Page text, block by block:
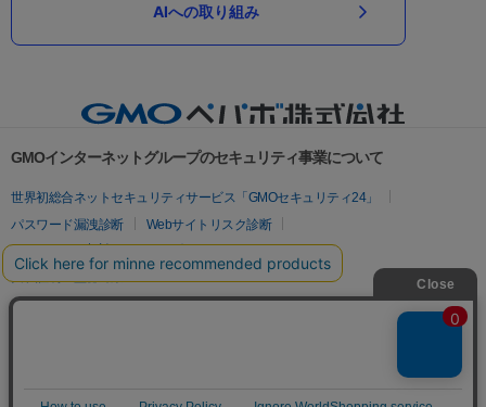
AIへの取り組み
GMOインターネットグループのセキュリティ事業について
世界初総合ネットセキュリティサービス「GMOセキュリティ24」
パスワード漏洩診断
Webサイトリスク診断
セキュリティ相談AIチャットボット
実在証明・盗聴対策
サイバー攻撃対策（GMOサイバーセキュリティ byイエラエ）